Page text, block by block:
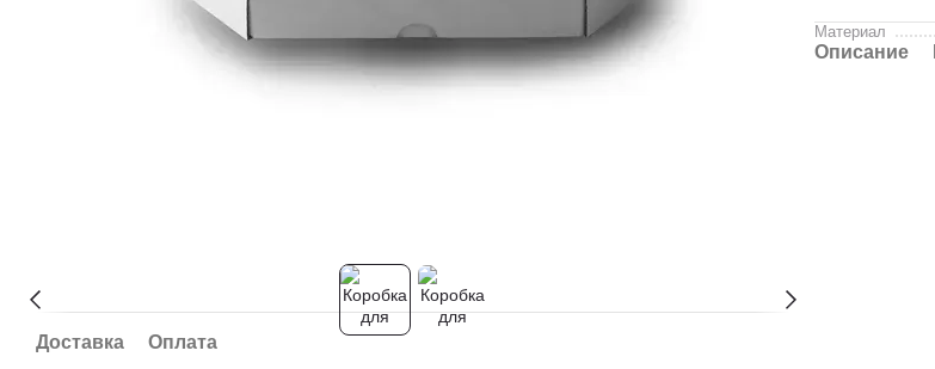
Доставка Оплата
Материал
Описание